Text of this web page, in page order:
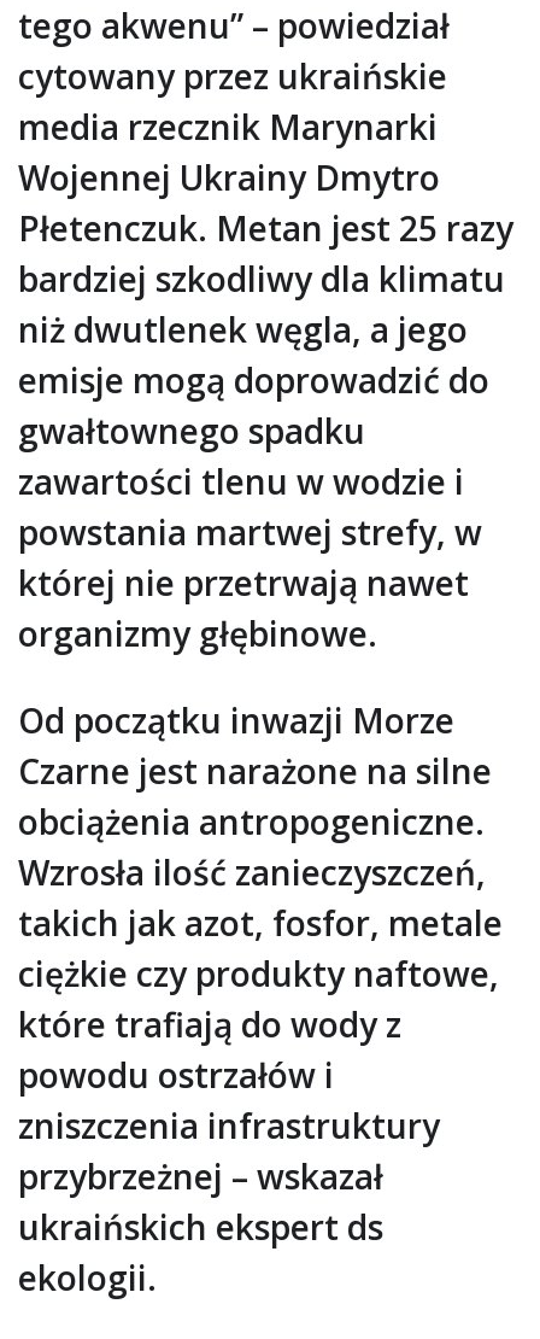
tego akwenu” – powiedział
cytowany przez ukraińskie
media rzecznik Marynarki
Wojennej Ukrainy Dmytro
Płetenczuk. Metan jest 25 razy
bardziej szkodliwy dla klimatu
niż dwutlenek węgla, a jego
emisje mogą doprowadzić do
gwałtownego spadku
zawartości tlenu w wodzie i
powstania martwej strefy, w
której nie przetrwają nawet
organizmy głębinowe.
Od początku inwazji Morze
Czarne jest narażone na silne
obciążenia antropogeniczne.
Wzrosła ilość zanieczyszczeń,
takich jak azot, fosfor, metale
ciężkie czy produkty naftowe,
które trafiają do wody z
powodu ostrzałów i
zniszczenia infrastruktury
przybrzeżnej – wskazał
ukraińskich ekspert ds
ekologii.